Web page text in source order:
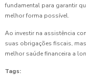
fundamental para garantir
melhor forma possível.
Ao investir na assistência
suas obrigações fiscais,
melhor saúde financeira a
Tags: